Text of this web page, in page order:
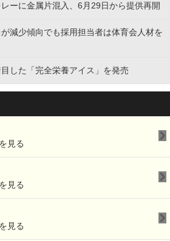
ーに金属片混入、6月29日から提供再開
減少傾向でも採用担当者は体育会人材を
した「完全栄養アイス」を発売
見る
見る
見る